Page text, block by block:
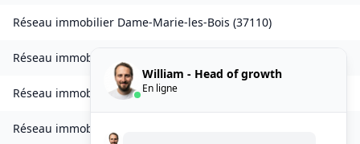
Réseau immobilier Dame-Marie-les-Bois (37110)
Réseau immobilier
Réseau immobilierÉpeigné-les-Bois
Réseau immobilier
William - Head of growth
En ligne